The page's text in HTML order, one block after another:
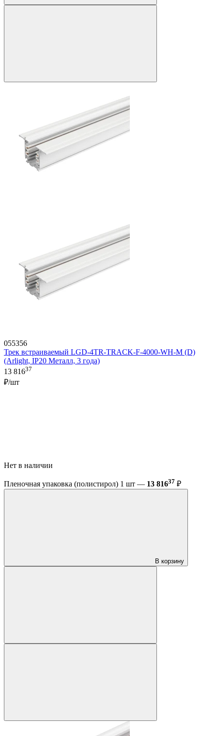
055356
Трек встраиваемый LGD-4TR-TRACK-F-4000-WH-M (D)
(Arlight, IP20 Металл, 3 года)
13 81637
₽/шт
Нет в наличии
Пленочная упаковка (полистирол) 1 шт — 13 81637 ₽
В корзину